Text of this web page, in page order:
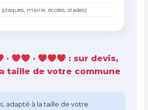
mairie, écoles, stades)
· ·
: sur devis,
taille de votre commune
adapté à la taille de votre